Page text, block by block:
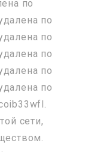
по
по
по
по
по
по
сети,